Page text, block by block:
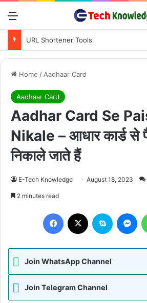
URL Shortener Tools
Home / Aadhaar Card
Aadhaar Card
Aadhar Card Se
Nikale – आधार कार्ड
निकाले जाते हैं
E-Tech Knowledge August 18, 2023
2 minutes read
Join WhatsApp Channel
Join Telegram Channel